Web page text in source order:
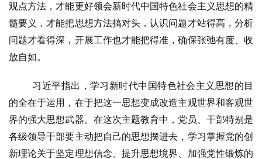
观点方法，才能更好领会新时代中国特色社会主义思想的精
髓要义，才能把思想方法搞对头，认识问题才站得高，分析
问题才看得深，开展工作也才能把得准，确保张弛有度、收
放自如。
习近平指出，学习新时代中国特色社会主义思想的目
的全在于运用，在于把这一思想变成改造主观世界和客观世
界的强大思想武器。在这次主题教育中，党员、干部特别是
各级领导干部要主动把自己的思想摆进去，学习掌握党的创
新理论关于坚定理想信念、提升思想境界、加强党性锻炼的